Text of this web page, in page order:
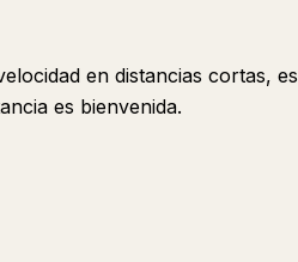
en distancias cortas, es
es bienvenida.